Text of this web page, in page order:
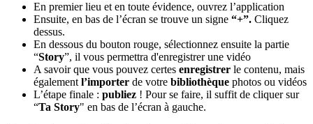
En premier lieu et en toute évidence, ouvrez l’application
Ensuite, en bas de l’écran se trouve un signe “+”. Cliquez
dessus.
En dessous du bouton rouge, sélectionnez ensuite la partie
“Story”, il vous permettra d'enregistrer une vidéo
A savoir que vous pouvez certes enregistrer le contenu, mais
également l’importer de votre bibliothèque photos ou vidéos
L’étape finale : publiez ! Pour se faire, il suffit de cliquer sur
“Ta Story" en bas de l’écran à gauche.